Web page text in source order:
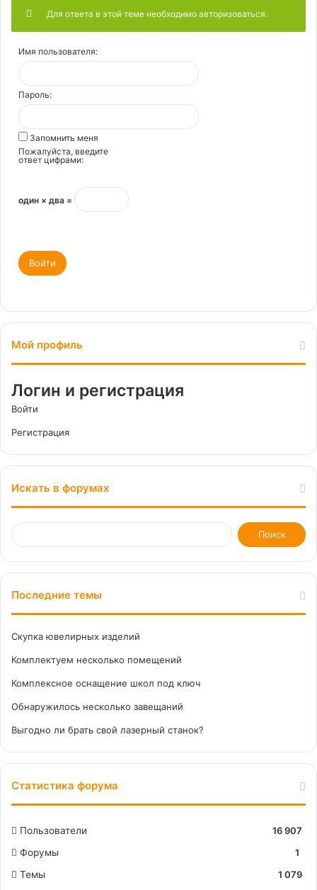
Для ответа в этой теме необходимо авторизоваться.
Имя пользователя:
Пароль:
Запомнить меня
Пожалуйста, введите
ответ цифрами:
один × два =
Войти
Мой профиль
Логин и регистрация
Войти
Регистрация
Искать в форумах
Последние темы
Скупка ювелирных изделий
Комплектуем несколько помещений
Комплексное оснащение школ под ключ
Обнаружилось несколько завещаний
Выгодно ли брать свой лазерный станок?
Статистика форума
Пользователи
16 907
Форумы
1
Темы
1 079